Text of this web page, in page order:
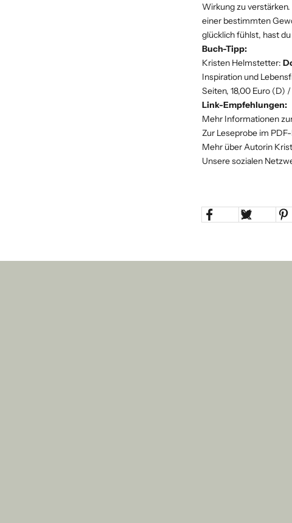
Wirkung zu
einer bestimmten
glücklich fühlst, hast
Buch-Tipp:
Kristen Helmstetter:
Inspiration und
Seiten, 18,00 Euro (D)
Link-Empfehlungen:
Mehr Informationen
Zur Leseprobe im
Mehr über Autorin
Unsere sozialen